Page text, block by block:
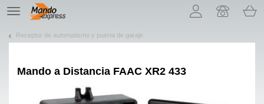
TE
navigation
Receptor de automatismo y puerta de garaje
Mando a Distancia FAAC XR2 433
¡Permítenos presentarte nuestras cookies!